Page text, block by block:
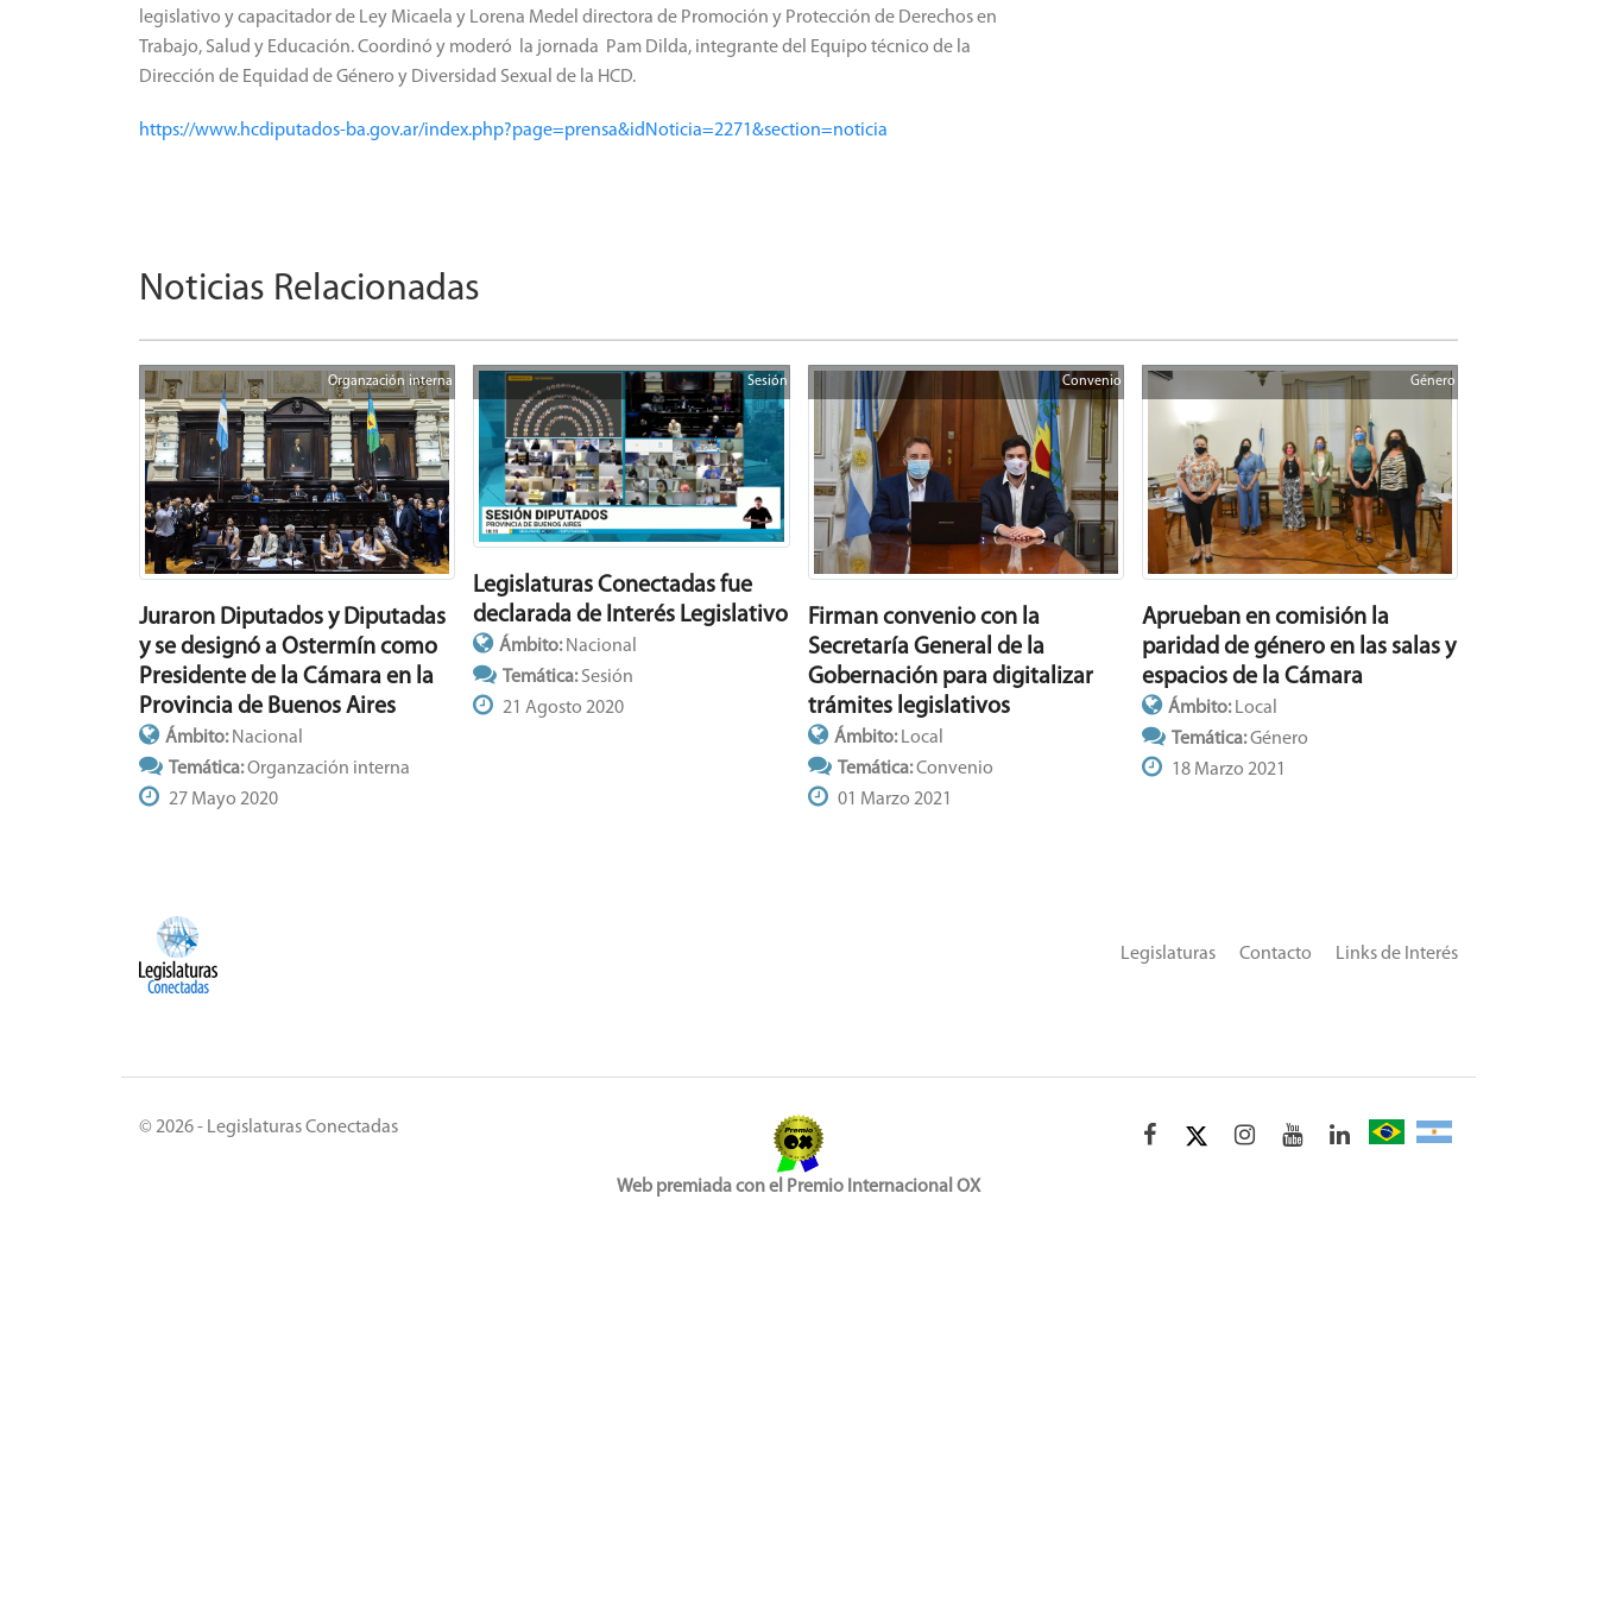
legislativo y capacitador de Ley Micaela y Lorena Medel directora de Promoción y Protección de Derechos en
Trabajo, Salud y Educación. Coordinó y moderó la jornada Pam Dilda, integrante del Equipo técnico de la
Dirección de Equidad de Género y Diversidad Sexual de la HCD.
https://www.hcdiputados-ba.gov.ar/index.php?page=prensa&idNoticia=2271&section=noticia
Noticias Relacionadas
Organzación interna
Juraron Diputados y Diputadas
y se designó a Ostermín como
Presidente de la Cámara en la
Provincia de Buenos Aires
Ámbito:Nacional
Temática:Organzación interna
27 Mayo 2020
Sesión
Legislaturas Conectadas fue
declarada de Interés Legislativo
Ámbito:Nacional
Temática:Sesión
21 Agosto 2020
Convenio
Firman convenio con la
Secretaría General de la
Gobernación para digitalizar
trámites legislativos
Ámbito: Local
Temática:Convenio
01 Marzo 2021
Género
Aprueban en comisión la
paridad de género en las salas y
espacios de la Cámara
Ámbito: Local
Temática:Género
18 Marzo 2021
Links de Interés
Contacto
Legislaturas
© 2026 - Legislaturas Conectadas
Web premiada con el Premio Internacional OX